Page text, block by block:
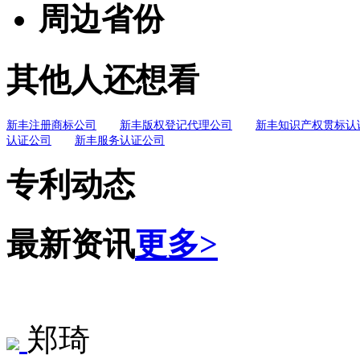
周边省份
其他人还想看
新丰注册商标公司 新丰版权登记代理公司
新丰知识产权贯标认
认证公司
新丰服务认证公司
专利动态
最新资讯更多>
郑琦